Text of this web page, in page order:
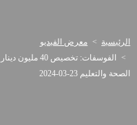
الرئيسية
معرض الفيديو
الفوسفات:
الصحة والتعليم 23-03-2024